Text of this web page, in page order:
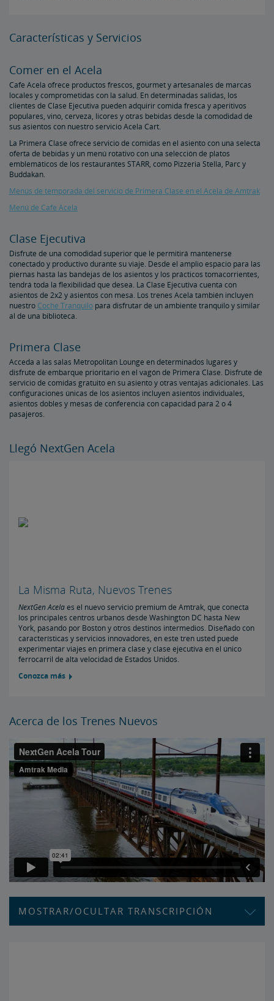
Características y Servicios
Comer en el Acela
Cafe Acela ofrece productos frescos, gourmet y artesanales de marcas
locales y comprometidas con la salud. En determinadas salidas, los
clientes de Clase Ejecutiva pueden adquirir comida fresca y aperitivos
populares, vino, cerveza, licores y otras bebidas desde la comodidad de
sus asientos con nuestro servicio Acela Cart.
La Primera Clase ofrece servicio de comidas en el asiento con una selecta
oferta de bebidas y un menú rotativo con una selección de platos
emblemáticos de los restaurantes STARR, como Pizzeria Stella, Parc y
Buddakan.
Menús de temporada del servicio de Primera Clase en el Acela de Amtrak
Menú de Cafe Acela
Clase Ejecutiva
Disfrute de una comodidad superior que le permitirá mantenerse
conectado y productivo durante su viaje. Desde el amplio espacio para las
piernas hasta las bandejas de los asientos y los prácticos tomacorrientes,
tendrá toda la flexibilidad que desea. La Clase Ejecutiva cuenta con
asientos de 2x2 y asientos con mesa. Los trenes Acela también incluyen
nuestro Coche Tranquilo para disfrutar de un ambiente tranquilo y similar
al de una biblioteca.
Primera Clase
Acceda a las salas Metropolitan Lounge en determinados lugares y
disfrute de embarque prioritario en el vagón de Primera Clase. Disfrute de
servicio de comidas gratuito en su asiento y otras ventajas adicionales. Las
configuraciones únicas de los asientos incluyen asientos individuales,
asientos dobles y mesas de conferencia con capacidad para 2 o 4
pasajeros.
Llegó NextGen Acela
La Misma Ruta, Nuevos Trenes
NextGen Acelaes el nuevo servicio premium de Amtrak, que conecta
los principales centros urbanos desde Washington DC hasta New
York, pasando por Boston y otros destinos intermedios. Diseñado con
características y servicios innovadores, en este tren usted puede
experimentar viajes en primera clase y clase ejecutiva en el único
ferrocarril de alta velocidad de Estados Unidos.
Conozca más
Acerca de los Trenes Nuevos
MOSTRAR/OCULTAR TRANSCRIPCIÓN